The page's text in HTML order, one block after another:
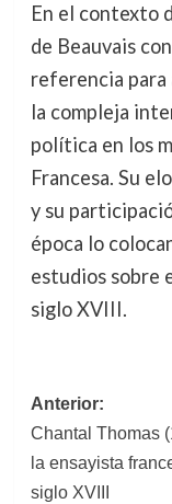
En el contexto
de Beauvais
referencia para
la compleja
política en los
Francesa. Su
y su
época lo
estudios sobre
siglo XVIII.
de
entradas
Anterior:
Chantal Thomas
la ensayista
siglo XVIII